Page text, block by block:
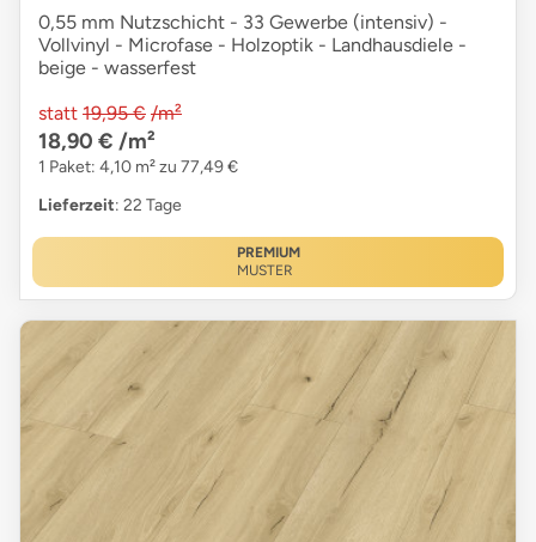
0,55 mm Nutzschicht - 33 Gewerbe (intensiv) -
Vollvinyl - Microfase - Holzoptik - Landhausdiele -
beige - wasserfest
statt 19,95 € /m²
18,90 € /m²
1 Paket: 4,10 m² zu 77,49 €
Lieferzeit: 22 Tage
PREMIUM
MUSTER